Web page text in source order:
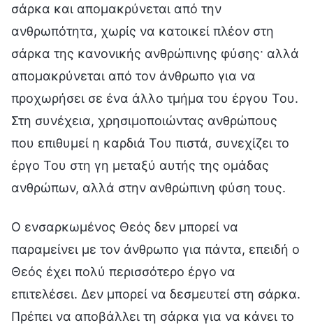
σάρκα και απομακρύνεται από την
ανθρωπότητα, χωρίς να κατοικεί πλέον στη
σάρκα της κανονικής ανθρώπινης φύσης· αλλά
απομακρύνεται από τον άνθρωπο για να
προχωρήσει σε ένα άλλο τμήμα του έργου Του.
Στη συνέχεια, χρησιμοποιώντας ανθρώπους
που επιθυμεί η καρδιά Του πιστά, συνεχίζει το
έργο Του στη γη μεταξύ αυτής της ομάδας
ανθρώπων, αλλά στην ανθρώπινη φύση τους.
Ο ενσαρκωμένος Θεός δεν μπορεί να
παραμείνει με τον άνθρωπο για πάντα, επειδή ο
Θεός έχει πολύ περισσότερο έργο να
επιτελέσει. Δεν μπορεί να δεσμευτεί στη σάρκα.
Πρέπει να αποβάλλει τη σάρκα για να κάνει το